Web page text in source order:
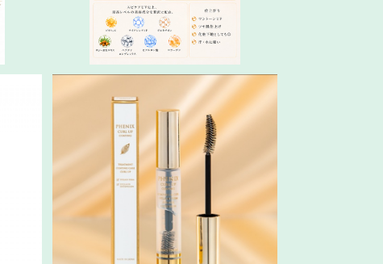
テ
Clear／PHENIXカールアップコーテ
ィング(ｶｰﾙｱｯﾌﾟ・ﾄﾘｰﾄﾒﾝﾄ)
¥3,850